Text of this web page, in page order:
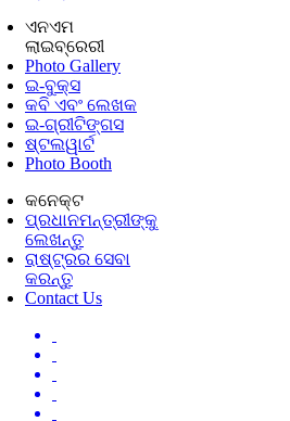
ଏନଏମ
ଲାଇବ୍ରେରୀ
Photo Gallery
ଇ-ବୁକ୍ସ
କବି ଏବଂ ଲେଖକ
ଇ-ଗ୍ରୀଟିଙ୍ଗସ
ଷ୍ଟଲୱାର୍ଟ
Photo Booth
କନେକ୍ଟ
ପ୍ରଧାନମନ୍ତ୍ରୀଙ୍କୁ
ଲେଖନ୍ତୁ
ରାଷ୍ଟ୍ରର ସେବା
କରନ୍ତୁ
Contact Us